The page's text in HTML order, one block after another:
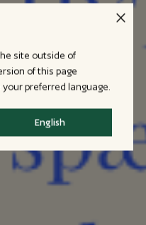
site outside of
of this page
preferred language.
English